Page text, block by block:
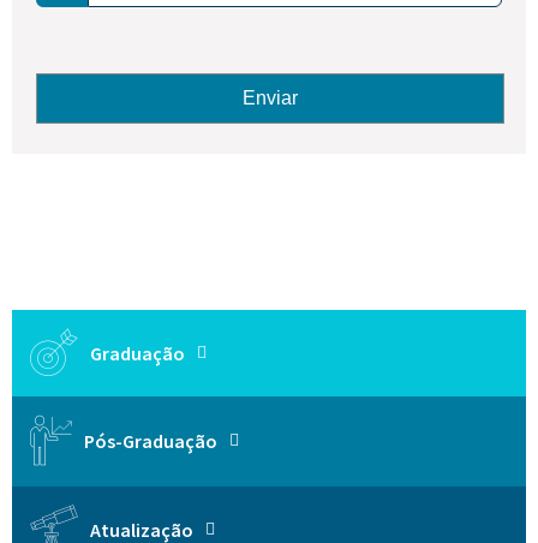
Enviar
Graduação
Pós-Graduação
Atualização